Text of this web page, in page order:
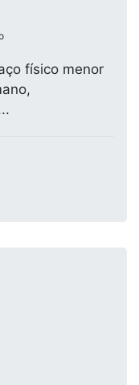
físico menor